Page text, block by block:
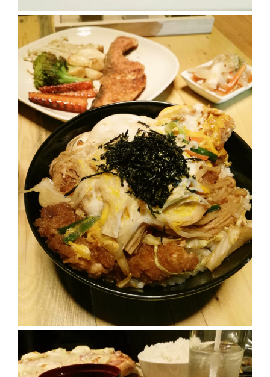
ข้าว
อะไร
เอ่ย
อร่อย
ที่สุด?
งาน
แฟร์
เรื่อง
บ้าน
ที่
ทุก
คน
ต้อง
มา
พบ
สินค้า
เรื่อง
บ้าน
คุ้ม
ครบ